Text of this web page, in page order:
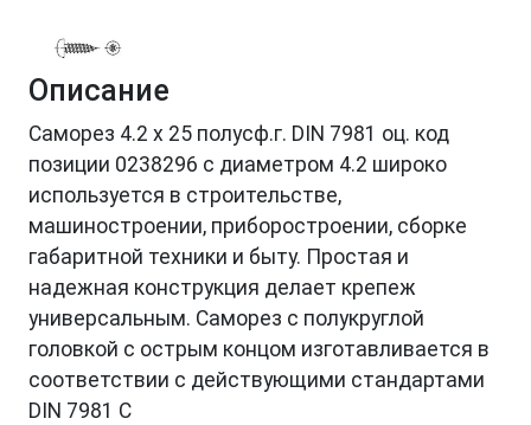
Описание
Саморез 4.2 х 25 полусф.г. DIN 7981 оц. код
позиции 0238296 с диаметром 4.2 широко
используется в строительстве,
машиностроении, приборостроении, сборке
габаритной техники и быту. Простая и
надежная конструкция делает крепеж
универсальным. Саморез с полукруглой
головкой с острым концом изготавливается в
соответствии с действующими стандартами
DIN 7981 C